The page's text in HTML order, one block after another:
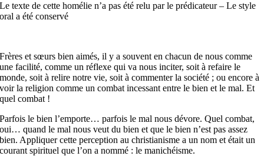
Le texte de cette homélie n’a pas été relu par le prédicateur – Le style
oral a été conservé
Frères et sœurs bien aimés, il y a souvent en chacun de nous comme
une facilité, comme un réflexe qui va nous inciter, soit à refaire le
monde, soit à relire notre vie, soit à commenter la société ; ou encore à
voir la religion comme un combat incessant entre le bien et le mal. Et
quel combat !
Parfois le bien l’emporte… parfois le mal nous dévore. Quel combat,
oui… quand le mal nous veut du bien et que le bien n’est pas assez
bien. Appliquer cette perception au christianisme a un nom et était un
courant spirituel que l’on a nommé : le manichéisme.